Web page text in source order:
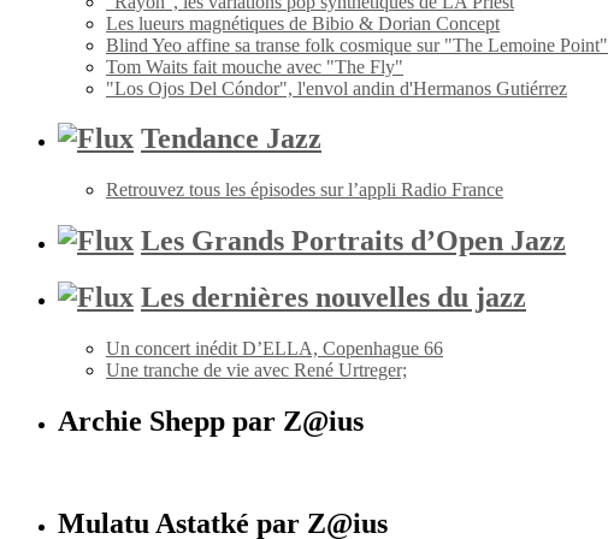
Les lueurs magnétiques de Bibio & Dorian Concept
Blind Yeo affine sa transe folk cosmique sur "The Lemoine Point"
Tom Waits fait mouche avec "The Fly"
"Los Ojos Del Cóndor", l'envol andin d'Hermanos Gutiérrez
Tendance Jazz
Retrouvez tous les épisodes sur l’appli Radio France
Les Grands Portraits d’Open Jazz
Les dernières nouvelles du jazz
Un concert inédit D’ELLA, Copenhague 66
Une tranche de vie avec René Urtreger;
Archie Shepp par Z@ius
Mulatu Astatké par Z@ius